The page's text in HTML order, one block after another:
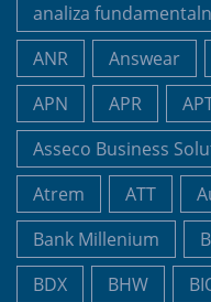
analiza
ANR
Answear
APN
APR
Asseco Business
Atrem
ATT
Bank Millenium
BDX
BHW